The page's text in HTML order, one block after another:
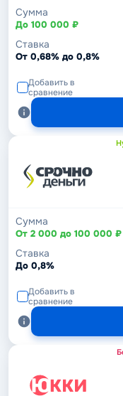
Сумма
До 100 000 ₽
Ставка
От 0,68% до 0,8%
Добавить в
сравнение
Сумма
От 2 000 до 100 000 ₽
Ставка
До 0,8%
Добавить в
сравнение